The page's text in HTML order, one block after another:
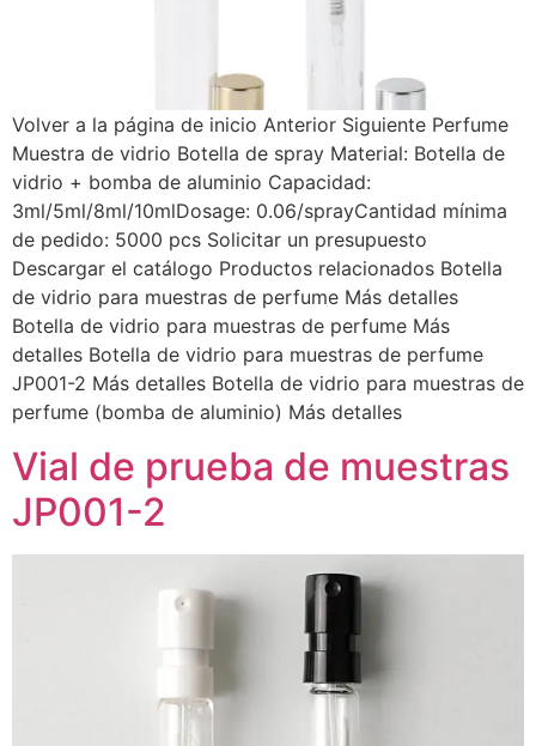
Volver a la página de inicio Anterior Siguiente Perfume
Muestra de vidrio Botella de spray Material: Botella de
vidrio + bomba de aluminio Capacidad:
3ml/5ml/8ml/10mlDosage: 0.06/sprayCantidad mínima
de pedido: 5000 pcs Solicitar un presupuesto
Descargar el catálogo Productos relacionados Botella
de vidrio para muestras de perfume Más detalles
Botella de vidrio para muestras de perfume Más
detalles Botella de vidrio para muestras de perfume
JP001-2 Más detalles Botella de vidrio para muestras de
perfume (bomba de aluminio) Más detalles
Vial de prueba de muestras
JP001-2